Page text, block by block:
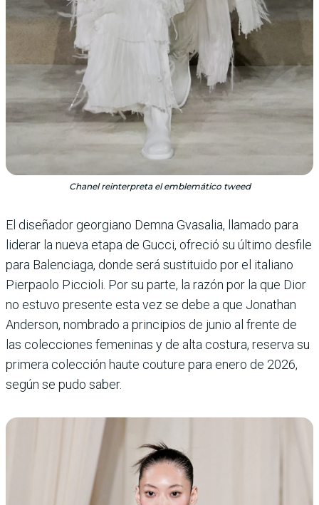
Chanel reinterpreta el emblemático tweed
El diseñador georgiano Demna Gvasalia, llamado para
liderar la nueva etapa de Gucci, ofre­ció su último desfile
para Balenciaga, donde será sustituido por el italiano
Pierpaolo Piccioli. Por su parte, la razón por la que Dior
no estuvo presente esta vez se debe a que Jonathan
Anderson, nombrado a prin­cipios de junio al frente de
las colecciones femeninas y de alta costura, reserva su
pri­mera colección haute couture para enero de 2026,
según se pudo saber.